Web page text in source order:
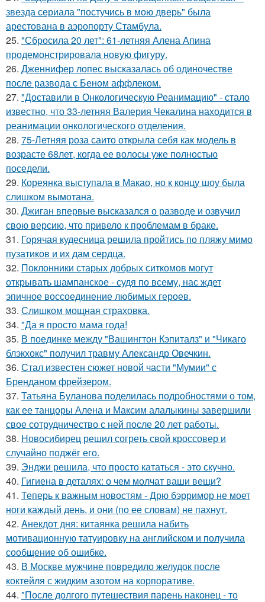
звезда сериала "постучись в мою дверь" была
арестована в аэропорту Стамбула.
25. "Сбросила 20 лет": 61-летняя Алена Апина
продемонстрировала новую фигуру.
26. Дженнифер лопес высказалась об одиночестве
после развода с Беном аффлеком.
27. "Доставили в Онкологическую Реанимацию" - стало
известно, что 33-летняя Валерия Чекалина находится в
реанимации онкологического отделения.
28. 75-Летняя роза саито открыла себя как модель в
возрасте 68лет, когда ее волосы уже полностью
поседели.
29. Кореянка выступала в Макао, но к концу шоу была
слишком вымотана.
30. Джиган впервые высказался о разводе и озвучил
свою версию, что привело к проблемам в браке.
31. Горячая кудесница решила пройтись по пляжу мимо
пузатиков и их дам сердца.
32. Поклонники старых добрых ситкомов могут
открывать шампанское - судя по всему, нас ждет
эпичное воссоединение любимых героев.
33. Слишком мощная страховка.
34. "Да я просто мама года!
35. В поединке между "Вашингтон Кэпиталз" и "Чикаго
блэкхокс" получил травму Александр Овечкин.
36. Стал известен сюжет новой части "Мумии" с
Бренданом фрейзером.
37. Татьяна Буланова поделилась подробностями о том,
как ее танцоры Алена и Максим алалыкины завершили
свое сотрудничество с ней после 20 лет работы.
38. Новосибирец решил согреть свой кроссовер и
случайно поджёг его.
39. Энджи решила, что просто кататься - это скучно.
40. Гигиена в деталях: о чем молчат ваши вещи?
41. Теперь к важным новостям - Дрю бэрримор не моет
ноги каждый день, и они (по ее словам) не пахнут.
42. Aнекдот дня: китаянка решила набить
мотивационную татуировку на английском и получила
сообщение об ошибке.
43. В Москве мужчине повредило желудок после
коктейля с жидким азотом на корпоративе.
44. "После долгого путешествия парень наконец - то